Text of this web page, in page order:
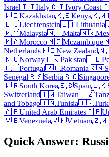
Israel🇮🇹Italy🇨🇮Ivory Coast
🇰🇿Kazakhstan🇰🇪Kenya🇰🇼
🇱🇮Liechtenstein🇱🇹Lithuania
🇲🇾Malaysia🇲🇹Malta🇲🇽
🇲🇦Morocco🇲🇿Mozambique
Netherlands🇳🇿New Zealand
🇳🇴Norway🇵🇰Pakistan🇵🇪
🇵🇹Portugal🇷🇴Romania🇸🇲
Senegal🇷🇸Serbia🇸🇬
🇰🇷South Korea🇪🇸Spain🇱🇰
Switzerland🇹🇼Taiwan🇹🇿
and Tobago🇹🇳Tunisia🇹🇷
🇦🇪United Arab Emirates🇬🇧
🇻🇪Venezuela🇻🇳Vietnam🇿🇼
Quick Answer: